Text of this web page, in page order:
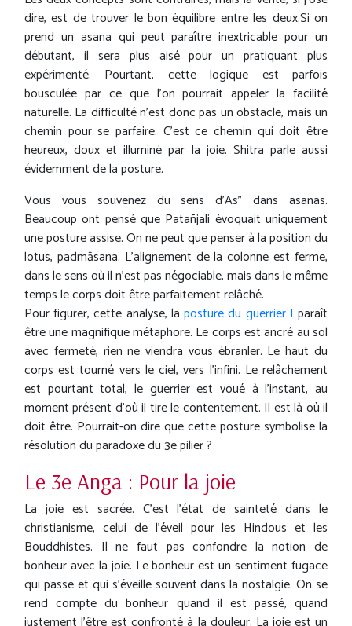
dire, est de trouver le bon équilibre entre les deux.Si on
prend un asana qui peut paraître inextricable pour un
débutant, il sera plus aisé pour un pratiquant plus
expérimenté. Pourtant, cette logique est parfois
bousculée par ce que l'on pourrait appeler la facilité
naturelle. La difficulté n'est donc pas un obstacle, mais un
chemin pour se parfaire. C'est ce chemin qui doit être
heureux, doux et illuminé par la joie. Shitra parle aussi
évidemment de la posture.
Vous vous souvenez du sens d'As" dans asanas.
Beaucoup ont pensé que Patañjali évoquait uniquement
une posture assise. On ne peut que penser à la position du
lotus, padmāsana. L'alignement de la colonne est ferme,
dans le sens où il n'est pas négociable, mais dans le même
temps le corps doit être parfaitement relâché.
Pour figurer, cette analyse, laposture du guerrier I paraît
être une magnifique métaphore. Le corps est ancré au sol
avec fermeté, rien ne viendra vous ébranler. Le haut du
corps est tourné vers le ciel, vers l'infini. Le relâchement
est pourtant total, le guerrier est voué à l'instant, au
moment présent d'où il tire le contentement. Il est là où il
doit être. Pourrait-on dire que cette posture symbolise la
résolution du paradoxe du 3e pilier ?
Le 3e Anga : Pour la joie
La joie est sacrée. C'est l'état de sainteté dans le
christianisme, celui de l'éveil pour les Hindous et les
Bouddhistes. Il ne faut pas confondre la notion de
bonheur avec la joie. Le bonheur est un sentiment fugace
qui passe et qui s'éveille souvent dans la nostalgie. On se
rend compte du bonheur quand il est passé, quand